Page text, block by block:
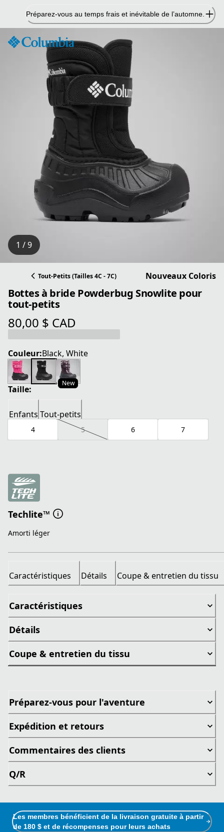
contenu
Préparez-vous au temps frais et inévitable de l’automne.
1 / 9
Tout-Petits (Tailles 4C - 7C) Nouveaux Coloris
Bottes à bride Powderbug Snowlite pour
tout-petits
80,00 $ CAD
prix actuel 80,00 $ CAD
Couleur:Black, White
New
Taille:
Enfants Tout-petits
4 5 6 7
Techlite™
Amorti léger
Caractéristiques Détails Coupe & entretien du tissu
Caractéristiques
Détails
Coupe & entretien du tissu
Préparez-vous pour l'aventure
Expédition et retours
Commentaires des clients
Q/R
Les membres bénéficient de la livraison gratuite à partir
de 180 $ et de récompenses pour leurs achats